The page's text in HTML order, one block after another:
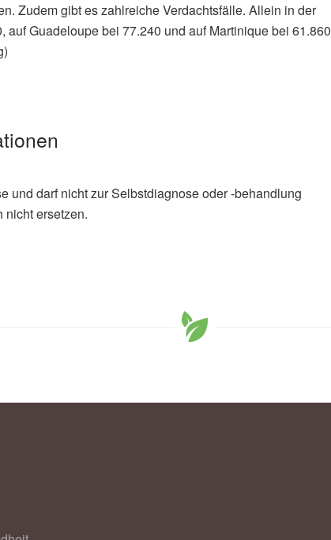
Zudem gibt es zahlreiche Verdachtsfälle. Allein in der
Guadeloupe bei 77.240 und auf Martinique bei 61.860
und darf nicht zur Selbstdiagnose oder -behandlung
nicht ersetzen.